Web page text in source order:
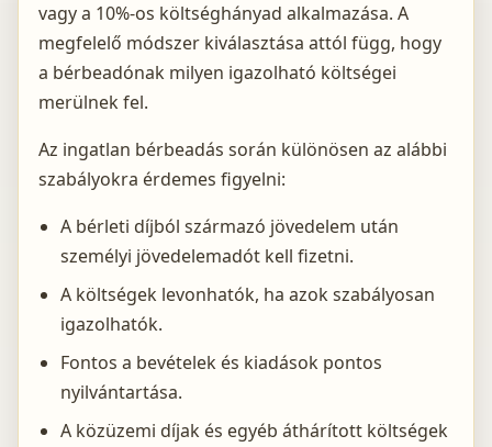
vagy a 10%-os költséghányad alkalmazása. A
megfelelő módszer kiválasztása attól függ, hogy
a bérbeadónak milyen igazolható költségei
merülnek fel.
Az ingatlan bérbeadás során különösen az alábbi
szabályokra érdemes figyelni:
A bérleti díjból származó jövedelem után
személyi jövedelemadót kell fizetni.
A költségek levonhatók, ha azok szabályosan
igazolhatók.
Fontos a bevételek és kiadások pontos
nyilvántartása.
A közüzemi díjak és egyéb áthárított költségek